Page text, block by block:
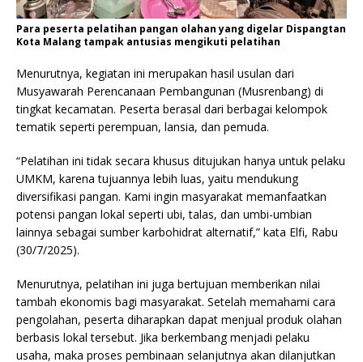
Para peserta pelatihan pangan olahan yang digelar Dispangtan
Kota Malang tampak antusias mengikuti pelatihan
Menurutnya, kegiatan ini merupakan hasil usulan dari
Musyawarah Perencanaan Pembangunan (Musrenbang) di
tingkat kecamatan. Peserta berasal dari berbagai kelompok
tematik seperti perempuan, lansia, dan pemuda.
“Pelatihan ini tidak secara khusus ditujukan hanya untuk pelaku
UMKM, karena tujuannya lebih luas, yaitu mendukung
diversifikasi pangan. Kami ingin masyarakat memanfaatkan
potensi pangan lokal seperti ubi, talas, dan umbi-umbian
lainnya sebagai sumber karbohidrat alternatif,” kata Elfi, Rabu
(30/7/2025).
Menurutnya, pelatihan ini juga bertujuan memberikan nilai
tambah ekonomis bagi masyarakat. Setelah memahami cara
pengolahan, peserta diharapkan dapat menjual produk olahan
berbasis lokal tersebut. Jika berkembang menjadi pelaku
usaha, maka proses pembinaan selanjutnya akan dilanjutkan